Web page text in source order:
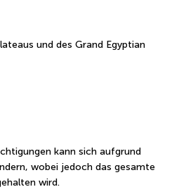
und des Grand Egyptian
kann sich aufgrund
wobei jedoch das gesamte
wird.